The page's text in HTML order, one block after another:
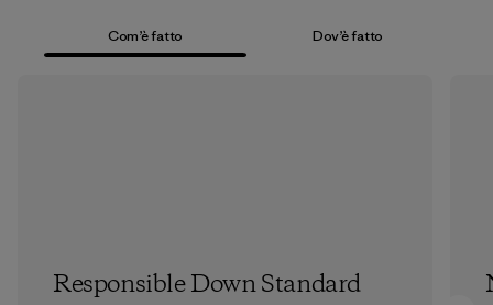
Com’è fatto Dov’è fatto
Responsible Down Standard